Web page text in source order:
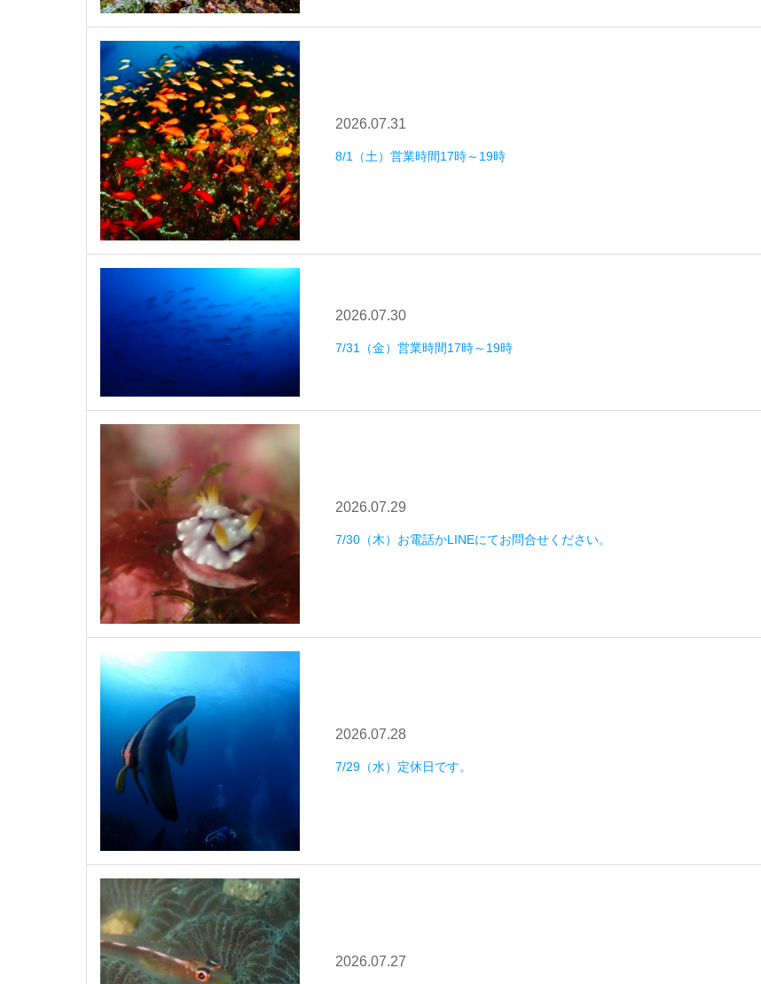
2026.07.31
8/1（土）営業時間17時～19時
2026.07.30
7/31（金）営業時間17時～19時
2026.07.29
7/30（木）お電話かLINEにてお問合せください。
2026.07.28
7/29（水）定休日です。
2026.07.27